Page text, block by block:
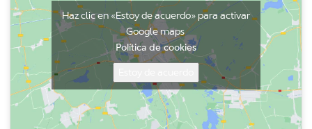
Haz clic en «Estoy de acuerdo» para activar
Google maps
Política de cookies